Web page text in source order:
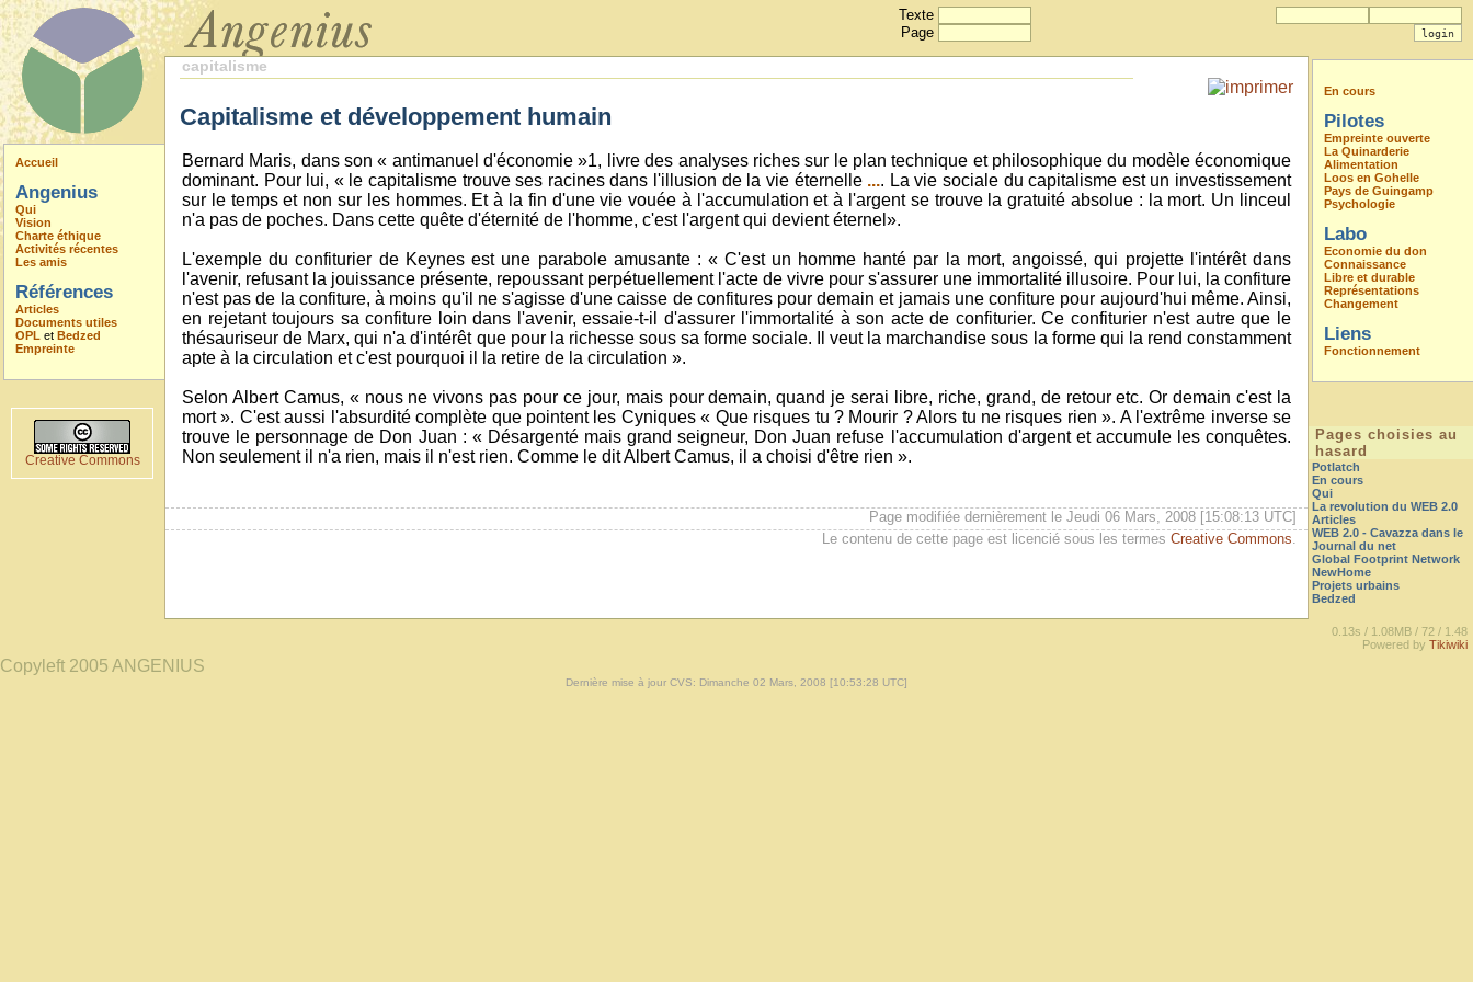
Texte
Page
Accueil
Angenius
Qui
Vision
Charte éthique
Activités récentes
Les amis
Références
Articles
Documents utiles
OPL et Bedzed
Empreinte
Creative Commons
capitalisme
Capitalisme et développement humain
Bernard Maris, dans son « antimanuel d'économie »1, livre des analyses riches sur le plan technique et philosophique du modèle économique
dominant. Pour lui, « le capitalisme trouve ses racines dans l'illusion de la vie éternelle .... La vie sociale du capitalisme est un investissement
sur le temps et non sur les hommes. Et à la fin d'une vie vouée à l'accumulation et à l'argent se trouve la gratuité absolue : la mort. Un linceul
n'a pas de poches. Dans cette quête d'éternité de l'homme, c'est l'argent qui devient éternel».
L'exemple du confiturier de Keynes est une parabole amusante : « C'est un homme hanté par la mort, angoissé, qui projette l'intérêt dans
l'avenir, refusant la jouissance présente, repoussant perpétuellement l'acte de vivre pour s'assurer une immortalité illusoire. Pour lui, la confiture
n'est pas de la confiture, à moins qu'il ne s'agisse d'une caisse de confitures pour demain et jamais une confiture pour aujourd'hui même. Ainsi,
en rejetant toujours sa confiture loin dans l'avenir, essaie-t-il d'assurer l'immortalité à son acte de confiturier. Ce confiturier n'est autre que le
thésauriseur de Marx, qui n'a d'intérêt que pour la richesse sous sa forme sociale. Il veut la marchandise sous la forme qui la rend constamment
apte à la circulation et c'est pourquoi il la retire de la circulation ».
Selon Albert Camus, « nous ne vivons pas pour ce jour, mais pour demain, quand je serai libre, riche, grand, de retour etc. Or demain c'est la
mort ». C'est aussi l'absurdité complète que pointent les Cyniques « Que risques tu ? Mourir ? Alors tu ne risques rien ». A l'extrême inverse se
trouve le personnage de Don Juan : « Désargenté mais grand seigneur, Don Juan refuse l'accumulation d'argent et accumule les conquêtes.
Non seulement il n'a rien, mais il n'est rien. Comme le dit Albert Camus, il a choisi d'être rien ».
Page modifiée dernièrement le Jeudi 06 Mars, 2008 [15:08:13 UTC]
Le contenu de cette page est licencié sous les termes Creative Commons.
En cours
Pilotes
Empreinte ouverte
La Quinarderie
Alimentation
Loos en Gohelle
Pays de Guingamp
Psychologie
Labo
Economie du don
Connaissance
Libre et durable
Représentations
Changement
Liens
Fonctionnement
Pages choisies au
hasard
Potlatch
En cours
Qui
La revolution du WEB 2.0
Articles
WEB 2.0 - Cavazza dans le
Journal du net
Global Footprint Network
NewHome
Projets urbains
Bedzed
0.13s / 1.08MB / 72 / 1.48
Powered by Tikiwiki
Copyleft 2005 ANGENIUS
Dernière mise à jour CVS: Dimanche 02 Mars, 2008 [10:53:28 UTC]